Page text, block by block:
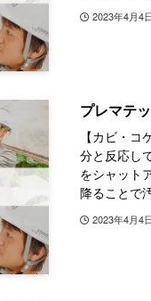
2023年4月4日
プレマテ
【カビ・
分と反応し
をシャット
降ることで
2023年4月4日